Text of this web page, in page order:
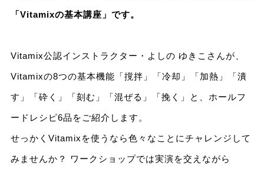
「Vitamixの基本講座」です。
Vitamix公認インストラクター・よしの ゆきこさんが、
Vitamixの8つの基本機能「撹拌」「冷却」「加熱」「潰
す」「砕く」「刻む」「混ぜる」「挽く」と、ホールフ
ードレシピ6品をご紹介します。
せっかくVitamixを使うなら色々なことにチャレンジして
みませんか？ ワークショップでは実演を交えながら